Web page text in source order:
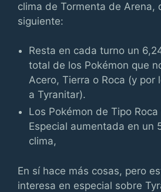
clima de Tormenta de Arena,
siguiente:
Resta en cada turno un
total de los Pokémon que
Acero, Tierra o Roca (y por
a Tyranitar).
Los Pokémon de Tipo
Especial aumentada en un
clima,
En sí hace más cosas, pero
interesa en especial sobre